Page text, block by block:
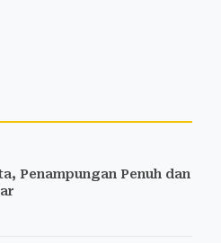
Penampungan Penuh dan